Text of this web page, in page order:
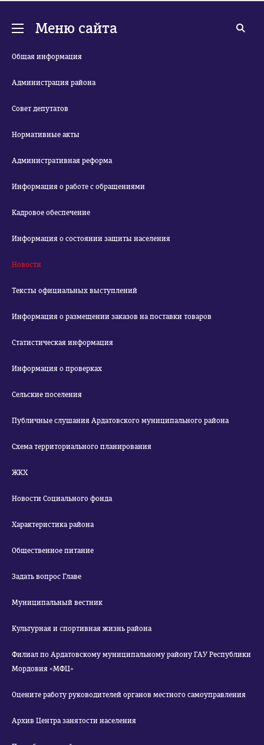
Меню сайта
Общая информация
Администрация района
Совет депутатов
Нормативные акты
Административная реформа
Информация о работе с обращениями
Кадровое обеспечение
Информация о состоянии защиты населения
Новости
Тексты официальных выступлений
Информация о размещении заказов на поставки товаров
Статистическая информация
Информация о проверках
Сельские поселения
Публичные слушания Ардатовского муниципального района
Схема территориального планирования
ЖКХ
Новости Социального фонда
Характеристика района
Общественное питание
Задать вопрос Главе
Муниципальный вестник
Культурная и спортивная жизнь района
Филиал по Ардатовскому муниципальному району ГАУ Республики
Мордовия «МФЦ»
Оцените работу руководителей органов местного самоуправления
Архив Центра занятости населения